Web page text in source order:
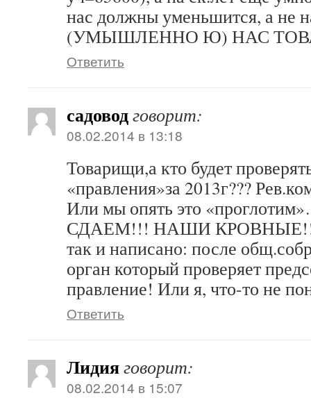
нас должны уменьшится, а
(УМЫШЛЕННО Ю) НАС
Ответить
садоводговорит:
08.02.2014 в 13:18
Товарищи,а кто будет
«правления»за 2013г???
Или мы опять это
СДАЕМ!!! НАШИ КРОВНЫЕ!!!
так и написано: после
орган который проверяет
правление! Или я, что-то не
Ответить
Лидияговорит:
08.02.2014 в 15:07